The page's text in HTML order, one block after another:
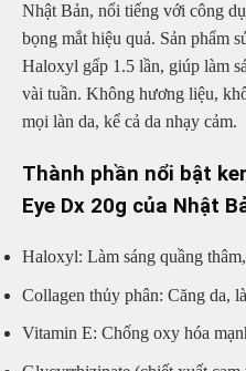
Nhật Bản, nổi tiếng với công
bọng mắt hiệu quả. Sản phẩm
Haloxyl gấp 1.5 lần, giúp làm
vài tuần. Không hương liệu,
mọi làn da, kể cả da nhạy cảm.
Thành phần nổi bật
Eye Dx 20g của Nhật
Haloxyl: Làm sáng quầng
Collagen thủy phân: Căng da,
Vitamin E: Chống oxy hóa